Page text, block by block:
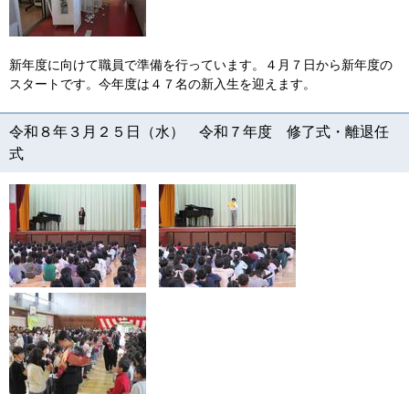
新年度に向けて職員で準備を行っています。４月７日から新年度の
スタートです。今年度は４７名の新入生を迎えます。
令和８年３月２５日（水） 令和７年度 修了式・離退任
式